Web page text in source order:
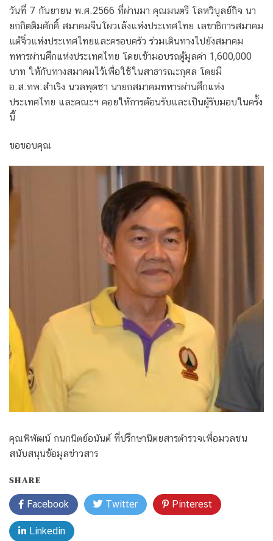
วันที่ 7 กันยายน พ.ศ.2566 ที่ผ่านมา คุณมนตรี โลหวิบูลย์กิจ นา
ยกกิตติมศักคิ์ สมาคมจีนโผวเล้งแห่งประเทศไทย เลขาธิการสมาคม
แต้จิ๋วแห่งประเทศไทยและครอบครัว ร่วมเดินทางไปยังสมาคม
ทหารผ่านศึกแห่งประเทศไทย โดยเข้ามอบรถตู้มูลค่า 1,600,000
บาท ให้กับทางสมาคมไว้เพื่อใช้ในสาธารณะกุศล โดยมี
อ.ส.ทพ.สำเริง นวลพุดชา นายกสมาคมทหารผ่านศึกแห่ง
ประเทศไทย และคณะฯ คอยให้การต้อนรับและเป็นผู้รับมอบในครั้ง
นี้
ขอขอบคุณ
คุณพิพัฒน์ กนกนิตย์อนันต์ ที่ปรึกษานิตยสารตำรวจเพื่อมวลชน
สนับสนุนข้อมูลข่าวสาร
SHARE
Facebook Twitter Pinterest
Linkedin